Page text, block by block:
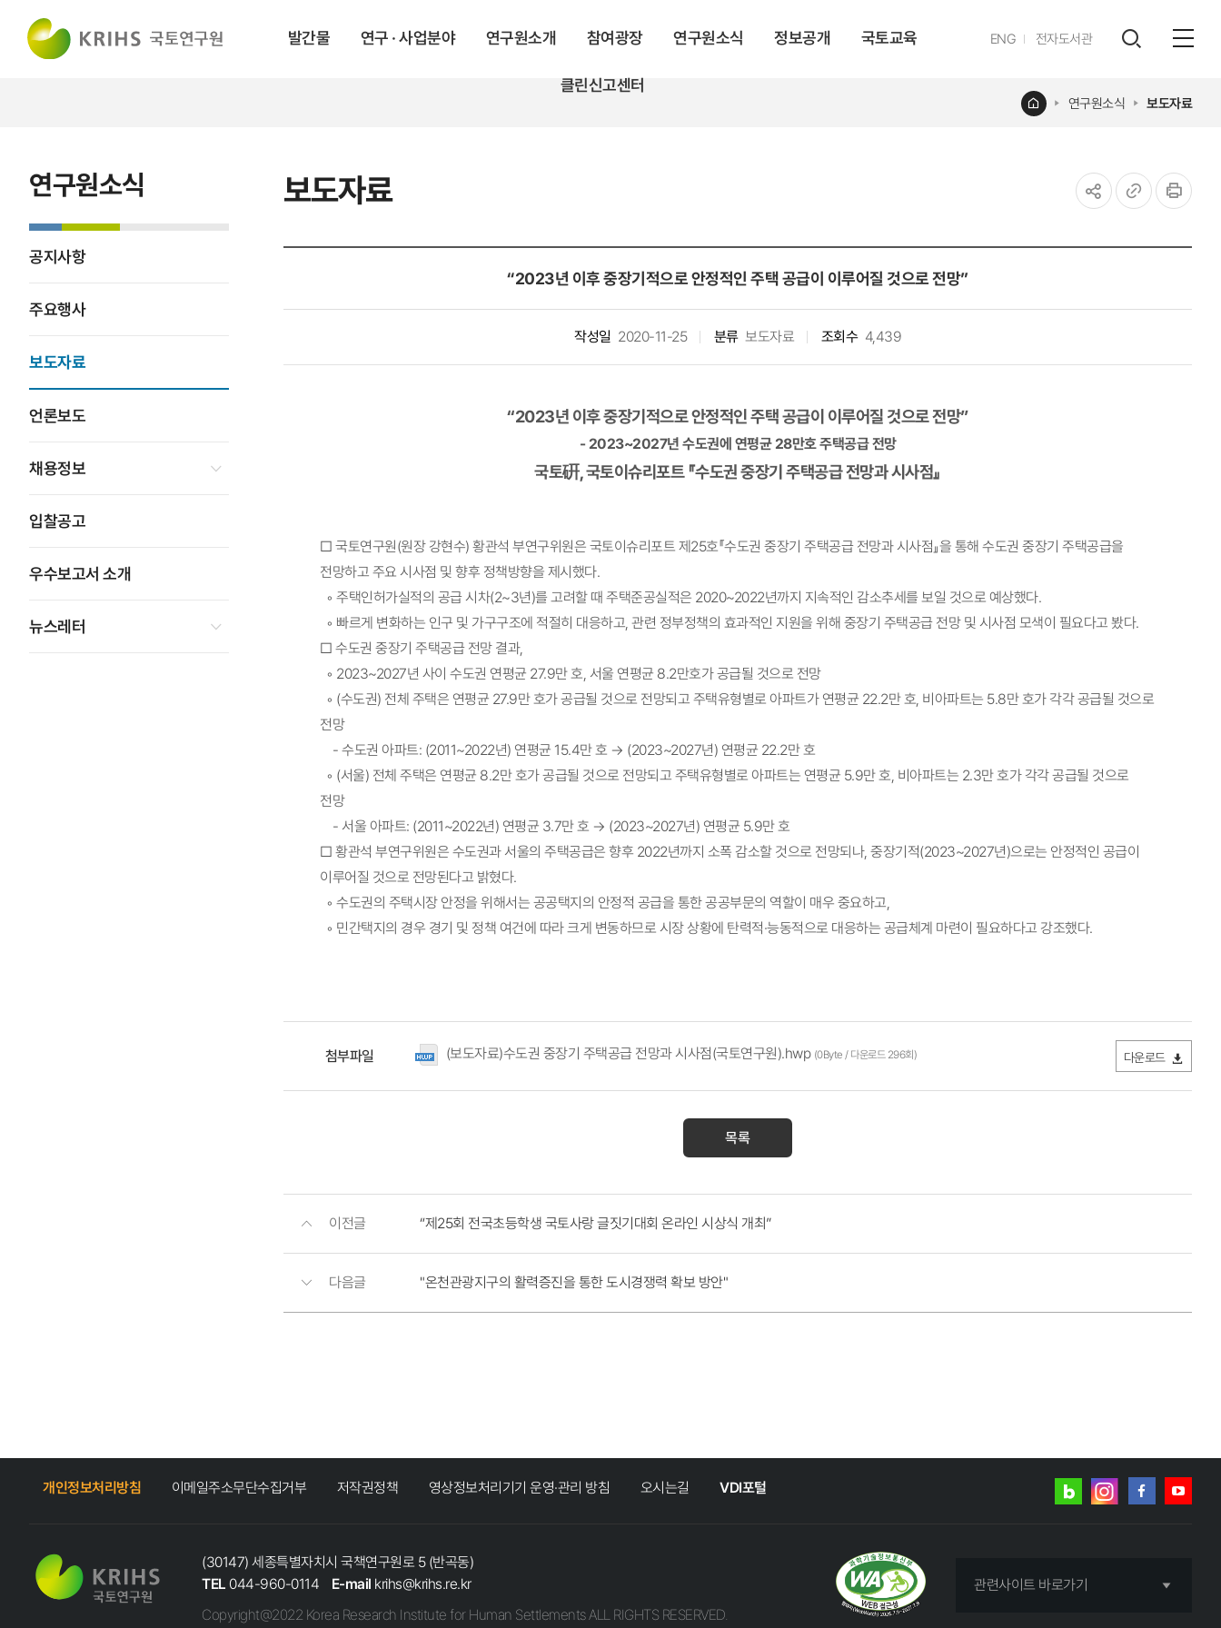
발간물 연구 · 사업분야 연구원소개 참여광장 연구원소식 정보공개 국토교육
클린신고센터
ENG영문전자도서관
레이어
보도자료
홈 연구원소식 보도자료
연구원소식
공지사항
주요행사
보도자료
언론보도
채용정보
입찰공고
우수보고서 소개
뉴스레터
“2023년 이후 중장기적으로 안정적인 주택 공급이 이루어질 것으로 전망​”​​​
작성일 2020-11-25 분류 보도자료 조회수 4,439
“2023년 이후 중장기적으로 안정적인 주택 공급이 이루어질 것으로 전망​”
- 2023~2027년 수도권에 연평균 28만호 주택공급 전망
국토硏, 국토이슈리포트 『수도권 중장기 주택공급 전망과 시사점​』
□ 국토연구원(원장 강현수) 황관석 부연구위원은 국토이슈리포트 제25호『수도권 중장기 주택공급 전망과 시사점』을 통해 수도권 중장기 주택공급을
전망하고 주요 시사점 및 향후 정책방향을 제시했다.
◦ 주택인허가실적의 공급 시차(2~3년)를 고려할 때 주택준공실적은 2020~2022년까지 지속적인 감소추세를 보일 것으로 예상했다.
◦ 빠르게 변화하는 인구 및 가구구조에 적절히 대응하고, 관련 정부정책의 효과적인 지원을 위해 중장기 주택공급 전망 및 시사점 모색이 필요다고 봤다.
□ 수도권 중장기 주택공급 전망 결과,
◦ 2023~2027년 사이 수도권 연평균 27.9만 호, 서울 연평균 8.2만호가 공급될 것으로 전망
◦ (수도권) 전체 주택은 연평균 27.9만 호가 공급될 것으로 전망되고 주택유형별로 아파트가 연평균 22.2만 호, 비아파트는 5.8만 호가 각각 공급될 것으로
전망
- 수도권 아파트: (2011~2022년) 연평균 15.4만 호 → (2023~2027년) 연평균 22.2만 호
◦ (서울) 전체 주택은 연평균 8.2만 호가 공급될 것으로 전망되고 주택유형별로 아파트는 연평균 5.9만 호, 비아파트는 2.3만 호가 각각 공급될 것으로
전망
- 서울 아파트: (2011~2022년) 연평균 3.7만 호 → (2023~2027년) 연평균 5.9만 호
□ 황관석 부연구위원은 수도권과 서울의 주택공급은 향후 2022년까지 소폭 감소할 것으로 전망되나, 중장기적(2023~2027년)으로는 안정적인 공급이
이루어질 것으로 전망된다고 밝혔다.
◦ 수도권의 주택시장 안정을 위해서는 공공택지의 안정적 공급을 통한 공공부문의 역할이 매우 중요하고,
◦ 민간택지의 경우 경기 및 정책 여건에 따라 크게 변동하므로 시장 상황에 탄력적·능동적으로 대응하는 공급체계 마련이 필요하다고 강조했다.
첨부파일 (보도자료)수도권 중장기 주택공급 전망과 시사점(국토연구원).hwp (0Byte / 다운로드 296회) 다운로드
목록
이전글 “제25회 전국초등학생 국토사랑 글짓기대회 온라인 시상식 개최​”​​​​
다음글 "온천관광지구의 활력증진을 통한 도시경쟁력 확보 방안"
개인정보처리방침 이메일주소무단수집거부 저작권정책 영상정보처리기기 운영·관리 방침 오시는길 VDI포털
네이버
인스타그램
(30147) 세종특별자치시 국책연구원로 5 (반곡동)
TEL 044-960-0114 E-mail krihs@krihs.re.kr
Copyright@2022 Korea Research Institute for Human Settlements ALL RIGHTS RESERVED.
관련사이트 바로가기